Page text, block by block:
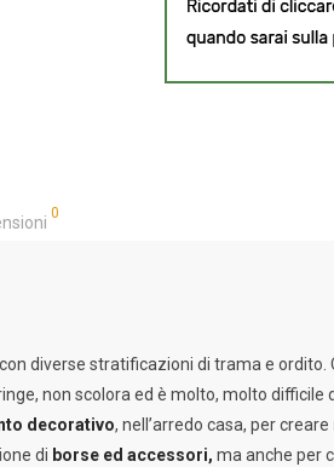
0
con diverse stratificazioni di trama e ordito.
non scolora ed è molto, molto difficile
decorativo, nell’arredo casa, per creare
di borse ed accessori, ma anche per